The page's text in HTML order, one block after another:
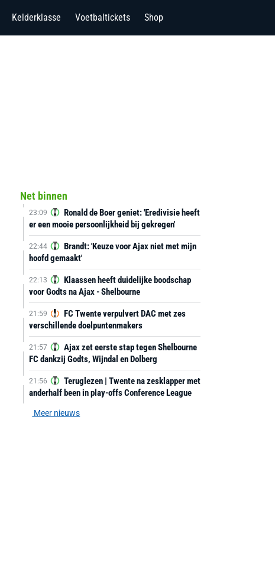
Kelderklasse Voetbaltickets Shop
Net binnen
23:09
Ronald de Boer geniet: 'Eredivisie heeft
er een mooie persoonlijkheid bij gekregen'
22:44
Brandt: 'Keuze voor Ajax niet met mijn
hoofd gemaakt'
22:13
Klaassen heeft duidelijke boodschap
voor Godts na Ajax - Shelbourne
21:59
FC Twente verpulvert DAC met zes
verschillende doelpuntenmakers
21:57
Ajax zet eerste stap tegen Shelbourne
FC dankzij Godts, Wijndal en Dolberg
21:56
Teruglezen | Twente na zesklapper met
anderhalf been in play-offs Conference League
Meer nieuws